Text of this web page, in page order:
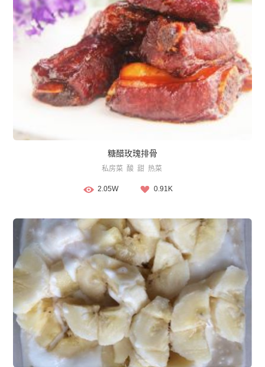
糖醋玫瑰排骨
私房菜 酸 甜 热菜
2.05W 0.91K